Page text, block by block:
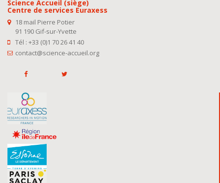
Science Accueil (siège)
Centre de services Euraxess
18 mail Pierre Potier
91 190 Gif-sur-Yvette
Tél : +33 (0)1 70 26 41 40
contact@science-accueil.org